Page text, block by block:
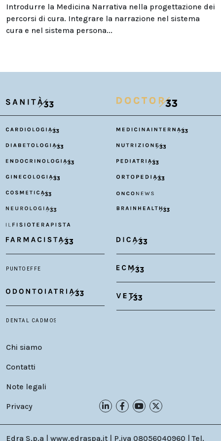
Introdurre la Medicina Narrativa nella progettazione dei
percorsi di cura. Integrare la narrazione nel sistema
cura e nel sistema persona...
Chi siamo
Contatti
Note legali
Privacy
Edra S.p.a | www.edraspa.it | P.iva 08056040960 | Tel.